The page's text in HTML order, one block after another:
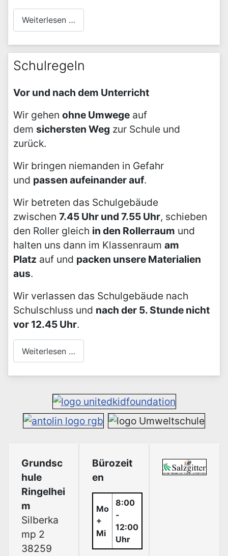
Weiterlesen …
Schulregeln
Vor und nach dem Unterricht
Wir gehen ohne Umwege auf
dem sichersten Weg zur Schule und
zurück.
Wir bringen niemanden in Gefahr
und passen aufeinander auf.
Wir betreten das Schulgebäude
zwischen 7.45 Uhr und 7.55 Uhr, schieben
den Roller gleich in den Rollerraum und
halten uns dann im Klassenraum am
Platz auf und packen unsere Materialien
aus.
Wir verlassen das Schulgebäude nach
Schulschluss und nach der 5. Stunde nicht
vor 12.45 Uhr.
Weiterlesen …
Grundsc
hule
Ringelhei
m
Silberka
mp 2
38259
Bürozeit
en
Mo
+
Mi
8:00
-
12:00
Uhr